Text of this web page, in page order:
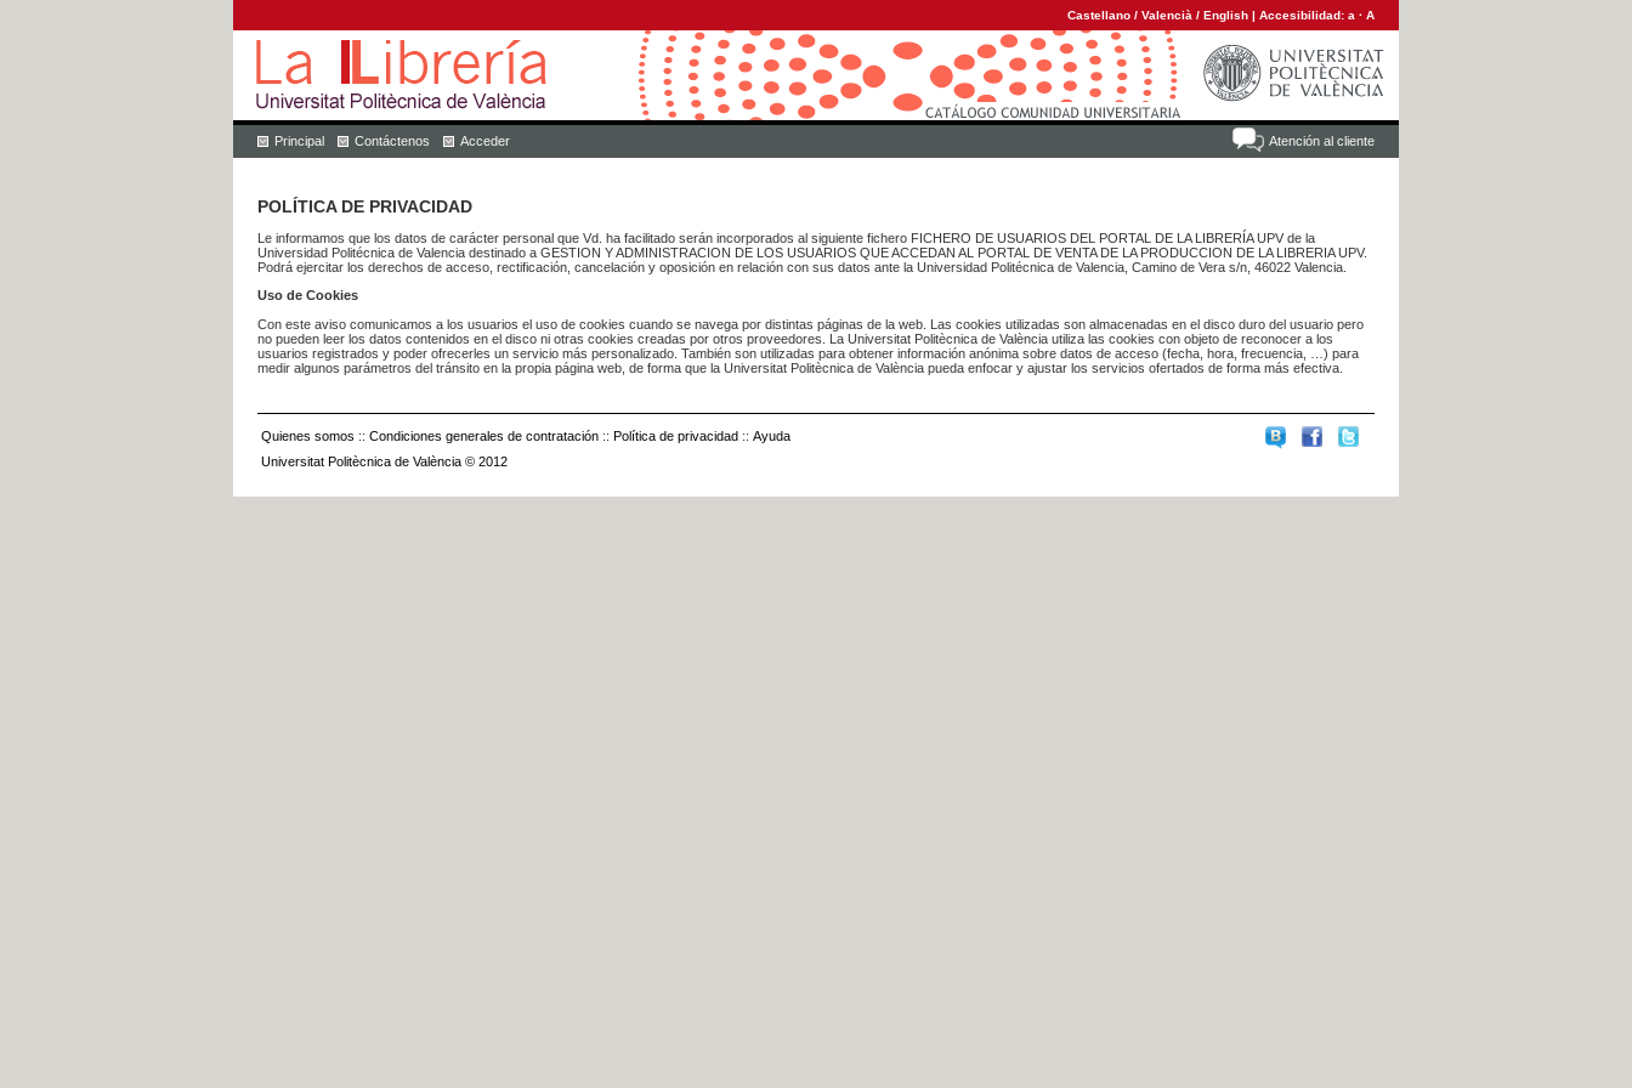
Castellano / Valencià / English | Accesibilidad: a · A
Atención al cliente
Principal Contáctenos Acceder
POLÍTICA DE PRIVACIDAD
Le informamos que los datos de carácter personal que Vd. ha facilitado serán incorporados al siguiente fichero FICHERO DE USUARIOS DEL PORTAL DE LA LIBRERÍA UPV de la
Universidad Politécnica de Valencia destinado a GESTION Y ADMINISTRACION DE LOS USUARIOS QUE ACCEDAN AL PORTAL DE VENTA DE LA PRODUCCION DE LA LIBRERIA UPV.
Podrá ejercitar los derechos de acceso, rectificación, cancelación y oposición en relación con sus datos ante la Universidad Politécnica de Valencia, Camino de Vera s/n, 46022 Valencia.
Uso de Cookies
Con este aviso comunicamos a los usuarios el uso de cookies cuando se navega por distintas páginas de la web. Las cookies utilizadas son almacenadas en el disco duro del usuario pero
no pueden leer los datos contenidos en el disco ni otras cookies creadas por otros proveedores. La Universitat Politècnica de València utiliza las cookies con objeto de reconocer a los
usuarios registrados y poder ofrecerles un servicio más personalizado. También son utilizadas para obtener información anónima sobre datos de acceso (fecha, hora, frecuencia, …) para
medir algunos parámetros del tránsito en la propia página web, de forma que la Universitat Politècnica de València pueda enfocar y ajustar los servicios ofertados de forma más efectiva.
Quienes somos :: Condiciones generales de contratación :: Política de privacidad :: Ayuda
Universitat Politècnica de València © 2012